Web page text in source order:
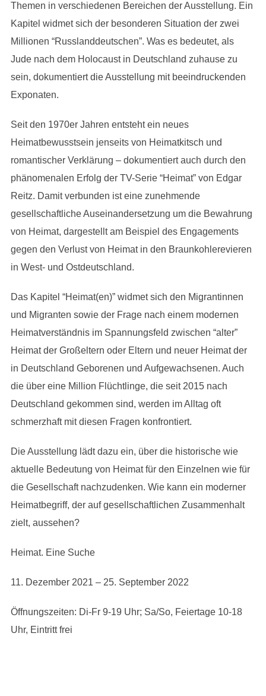
Themen in verschiedenen Bereichen der Ausstellung. Ein
Kapitel widmet sich der besonderen Situation der zwei
Millionen “Russlanddeutschen”. Was es bedeutet, als
Jude nach dem Holocaust in Deutschland zuhause zu
sein, dokumentiert die Ausstellung mit beeindruckenden
Exponaten.
Seit den 1970er Jahren entsteht ein neues
Heimatbewusstsein jenseits von Heimatkitsch und
romantischer Verklärung – dokumentiert auch durch den
phänomenalen Erfolg der TV-Serie “Heimat” von Edgar
Reitz. Damit verbunden ist eine zunehmende
gesellschaftliche Auseinandersetzung um die Bewahrung
von Heimat, dargestellt am Beispiel des Engagements
gegen den Verlust von Heimat in den Braunkohlerevieren
in West- und Ostdeutschland.
Das Kapitel “Heimat(en)” widmet sich den Migrantinnen
und Migranten sowie der Frage nach einem modernen
Heimatverständnis im Spannungsfeld zwischen “alter”
Heimat der Großeltern oder Eltern und neuer Heimat der
in Deutschland Geborenen und Aufgewachsenen. Auch
die über eine Million Flüchtlinge, die seit 2015 nach
Deutschland gekommen sind, werden im Alltag oft
schmerzhaft mit diesen Fragen konfrontiert.
Die Ausstellung lädt dazu ein, über die historische wie
aktuelle Bedeutung von Heimat für den Einzelnen wie für
die Gesellschaft nachzudenken. Wie kann ein moderner
Heimatbegriff, der auf gesellschaftlichen Zusammenhalt
zielt, aussehen?
Heimat. Eine Suche
11. Dezember 2021 – 25. September 2022
Öffnungszeiten: Di-Fr 9-19 Uhr; Sa/So, Feiertage 10-18
Uhr, Eintritt frei